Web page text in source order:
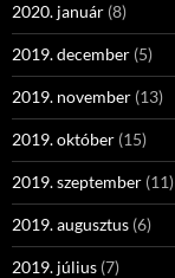
2020. január (8)
2019. december (5)
2019. november (13)
2019. október (15)
2019. szeptember (11)
2019. augusztus (6)
2019. július (7)